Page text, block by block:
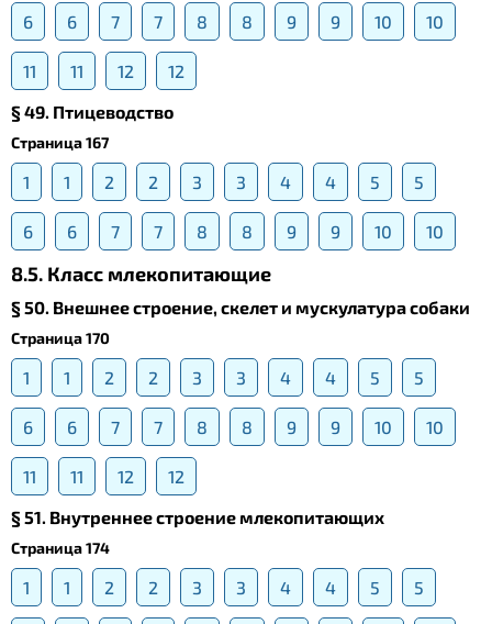
6 6 7 7 8 8 9 9 10 10
11 11 12
12
§ 49. Птицеводство
Страница 167
1 1 2 2 3 3 4 4 5 5
6 6 7 7 8 8 9 9 10 10
8.5. Класс млекопитающие
§ 50. Внешнее строение, скелет и мускулатура собаки
Страница 170
1 1 2 2 3 3 4 4 5 5
6 6 7 7 8 8 9 9 10 10
11 11 12
12
§ 51. Внутреннее строение млекопитающих
Страница 174
1 1 2 2 3 3 4 4 5 5